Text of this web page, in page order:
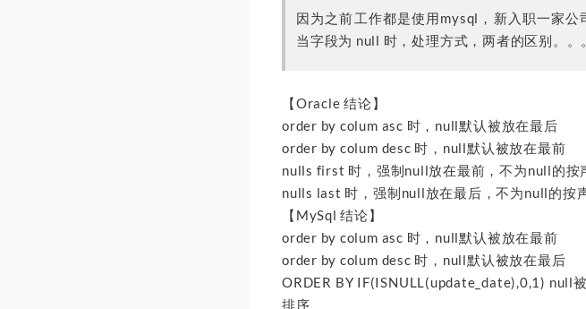
因为之前工作都是使用mysql，新入职一家
当字段为 null 时，处理方式，两者的区别。。
【Oracle 结论】
order by colum asc 时，null默认被放在最后
order by colum desc 时，null默认被放在最前
nulls first 时，强制null放在最前，不为null的按
nulls last 时，强制null放在最后，不为null的按
【MySql 结论】
order by colum asc 时，null默认被放在最前
order by colum desc 时，null默认被放在最后
ORDER BY IF(ISNULL(update_date),0,1) null
排序